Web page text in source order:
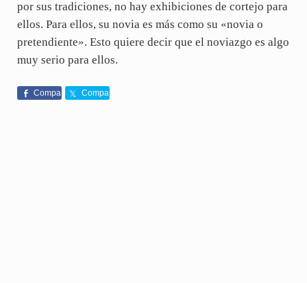
por sus tradiciones, no hay exhibiciones de cortejo para
ellos. Para ellos, su novia es más como su «novia o
pretendiente». Esto quiere decir que el noviazgo es algo
muy serio para ellos.
Compa
Compa